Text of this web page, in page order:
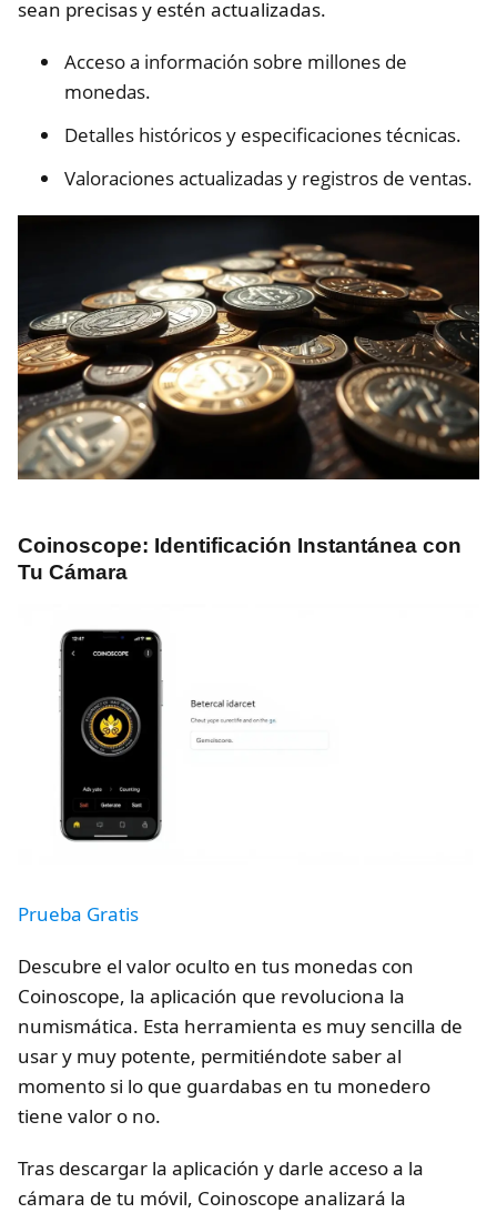
sean precisas y estén actualizadas.
Acceso a información sobre millones de
monedas.
Detalles históricos y especificaciones técnicas.
Valoraciones actualizadas y registros de ventas.
Coinoscope: Identificación Instantánea con
Tu Cámara
Prueba Gratis
Descubre el valor oculto en tus monedas con
Coinoscope, la aplicación que revoluciona la
numismática. Esta herramienta es muy sencilla de
usar y muy potente, permitiéndote saber al
momento si lo que guardabas en tu monedero
tiene valor o no.
Tras descargar la aplicación y darle acceso a la
cámara de tu móvil, Coinoscope analizará la